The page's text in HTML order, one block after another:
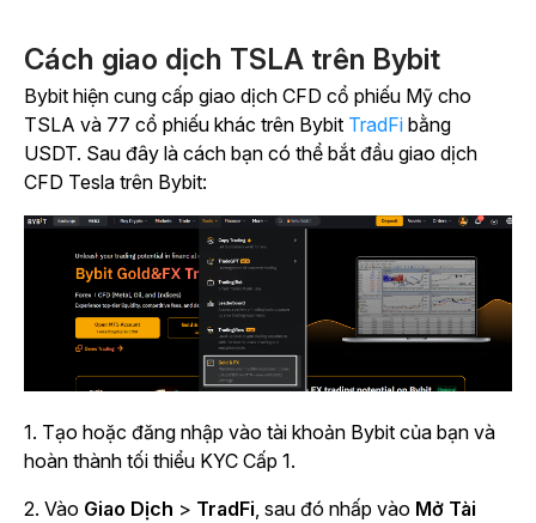
Cách giao dịch TSLA trên Bybit
Bybit hiện cung cấp giao dịch CFD cổ phiếu Mỹ cho
TSLA và 77 cổ phiếu khác trên Bybit TradFi bằng
USDT. Sau đây là cách bạn có thể bắt đầu giao dịch
CFD Tesla trên Bybit:
1. Tạo hoặc đăng nhập vào tài khoản Bybit của bạn và
hoàn thành tối thiểu KYC Cấp 1.
2. Vào Giao Dịch > TradFi , sau đó nhấp vào Mở Tài